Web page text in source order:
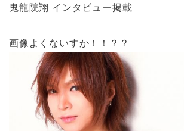
鬼龍院翔 インタビュー掲載
画像よくないすか！！？？